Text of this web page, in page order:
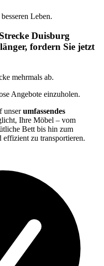
Leben.
Duisburg
fordern Sie jetzt
mehrmals ab.
Angebote einzuholen.
unserumfassendes
Ihre Möbel – vom
Bett bis hin zum
effizient zu transportieren.